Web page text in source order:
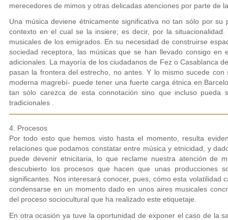
merecedores de mimos y otras delicadas atenciones por parte de
Una música deviene étnicamente significativa no tan sólo por
contexto en el cual se la insiere; es decir, por la
musicales de los emigrados. En su necesidad de construirse
sociedad receptora, las músicas que se han llevado consigo en
adicionales. La mayoría de los ciudadanos de Fez o Casablanca
pasan la frontera del estrecho, no antes. Y lo mismo sucede
moderna magrebí- puede tener una fuerte carga étnica en
tan sólo carezca de esta connotación sino que incluso pueda
tradicionales .
4. Procesos
Por todo esto que hemos visto hasta el momento, resulta
relaciones que podamos constatar entre música y etnicidad, y
puede devenir etnicitaria, lo que reclame nuestra atención de
descubierto los procesos que hacen que unas producciones
significantes. Nos interesará conocer, pues, cómo esta volatilidad
condensarse en un momento dado en unos aires musicales
del proceso sociocultural que ha realizado este etiquetaje.
En otra ocasión ya tuve la oportunidad de exponer el caso de la